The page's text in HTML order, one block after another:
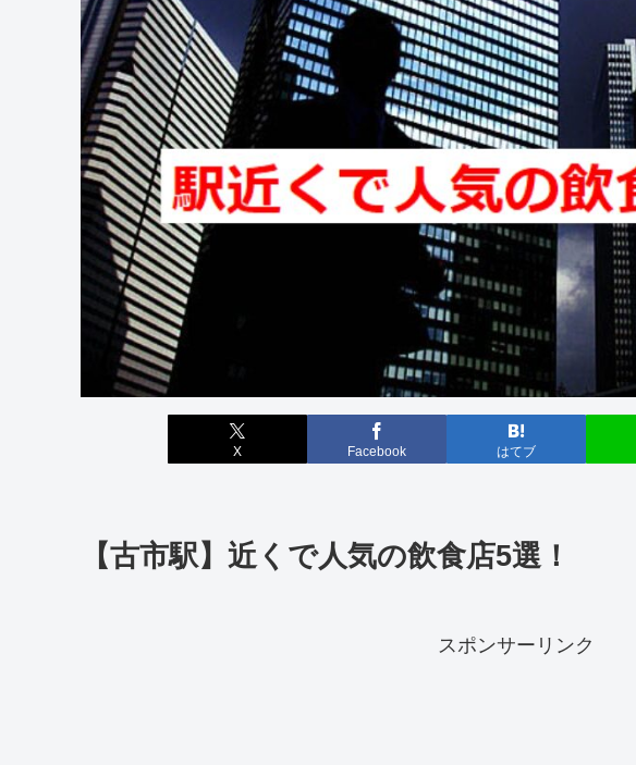
X Facebook はてブ
【古市駅】近くで人気の飲食店5選！
スポンサーリンク